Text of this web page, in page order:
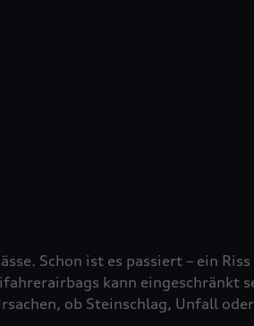
Schon ist es passiert – ein
kann eingeschränkt
ob Steinschlag, Unfall